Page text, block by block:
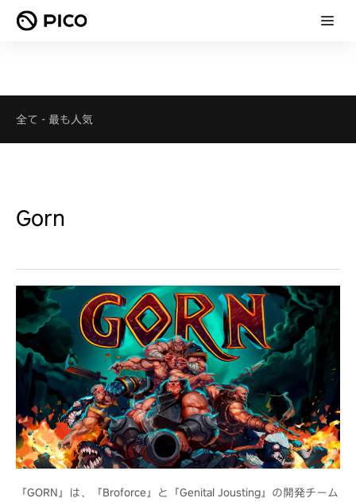
全て - 最も人気
Gorn
『GORN』は、『Broforce』と『Genital Jousting』の開発チーム